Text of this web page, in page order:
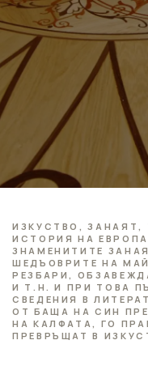
ИЗКУСТВО, ЗАНАЯТ,
ИСТОРИЯ НА
ЗНАМЕНИТИТЕ
ШЕДЪОВРИТЕ НА
РЕЗБАРИ,
И Т.Н. И ПРИ ТОВА
СВЕДЕНИЯ В
ОТ БАЩА НА СИН
НА КАЛФАТА, ГО
ПРЕВРЪЩАТ В